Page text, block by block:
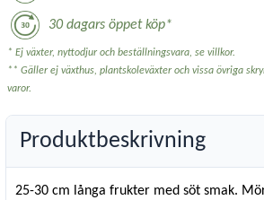
30 dagars öppet köp*
* Ej växter, nyttodjur och beställningsvara, se villkor.
** Gäller ej växthus, plantskoleväxter och vissa övriga
varor.
Produktbeskrivning
25-30 cm långa frukter med söt smak.